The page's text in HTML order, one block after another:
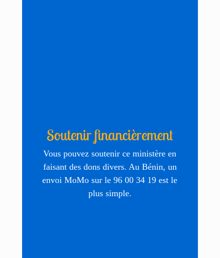
Soutenir financièrement
Vous pouvez soutenir ce ministère en
faisant des dons divers. Au Bénin, un
envoi MoMo sur le 96 00 34 19 est le
plus simple.